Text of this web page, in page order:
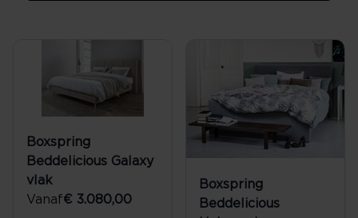
Boxspring
Beddelicious Galaxy
vlak
Vanaf€ 3.080,00
Boxspring
Beddelicious